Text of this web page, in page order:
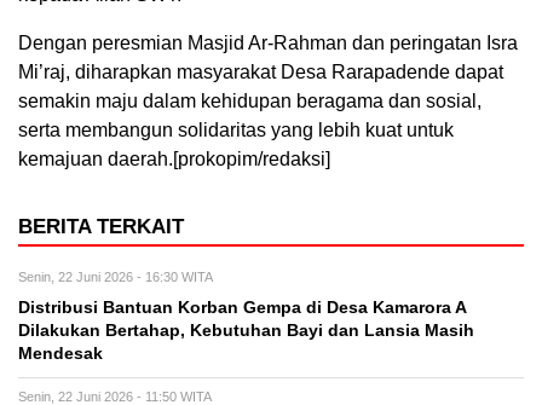
Dengan peresmian Masjid Ar-Rahman dan peringatan Isra
Mi’raj, diharapkan masyarakat Desa Rarapadende dapat
semakin maju dalam kehidupan beragama dan sosial,
serta membangun solidaritas yang lebih kuat untuk
kemajuan daerah.[prokopim/redaksi]
BERITA TERKAIT
Senin, 22 Juni 2026 - 16:30 WITA
Distribusi Bantuan Korban Gempa di Desa Kamarora A
Dilakukan Bertahap, Kebutuhan Bayi dan Lansia Masih
Mendesak
Senin, 22 Juni 2026 - 11:50 WITA